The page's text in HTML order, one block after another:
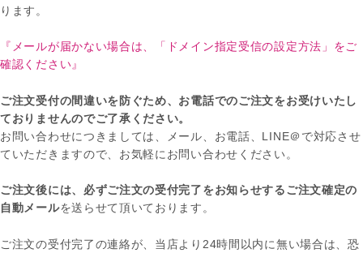
ります。
『メールが届かない場合は、「ドメイン指定受信の設定方法」をご
確認ください』
ご注文受付の間違いを防ぐため、お電話でのご注文をお受けいたし
ておりませんのでご了承ください。
お問い合わせにつきましては、メール、お電話、LINE＠で対応させ
ていただきますので、お気軽にお問い合わせください。
ご注文後には、必ずご注文の受付完了をお知らせするご注文確定の
自動メールを送らせて頂いております。
ご注文の受付完了の連絡が、当店より24時間以内に無い場合は、恐